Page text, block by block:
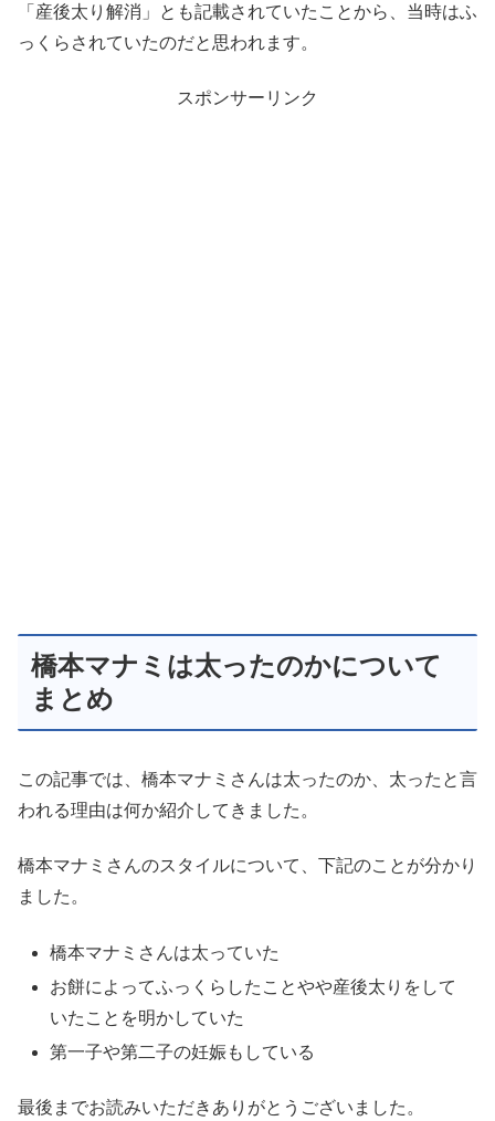
「産後太り解消」とも記載されていたことから、当時はふ
っくらされていたのだと思われます。
スポンサーリンク
橋本マナミは太ったのかについて
まとめ
この記事では、橋本マナミさんは太ったのか、太ったと言
われる理由は何か紹介してきました。
橋本マナミさんのスタイルについて、下記のことが分かり
ました。
橋本マナミさんは太っていた
お餅によってふっくらしたことやや産後太りをして
いたことを明かしていた
第一子や第二子の妊娠もしている
最後までお読みいただきありがとうございました。